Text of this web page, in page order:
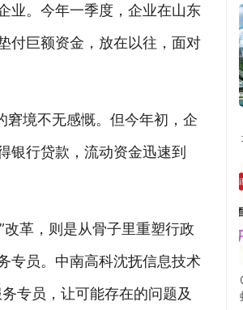
业。今年一季度，企业在山东
付巨额资金，放在以往，面对
窘境不无感慨。但今年初，企
银行贷款，流动资金迅速到
革，则是从骨子里重塑行政
专员。中南高科沈抚信息技术
专员，让可能存在的问题及